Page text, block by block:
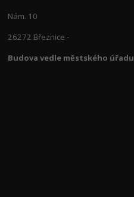
Nám. 10
26272 Březnice -
Budova vedle městského úřadu